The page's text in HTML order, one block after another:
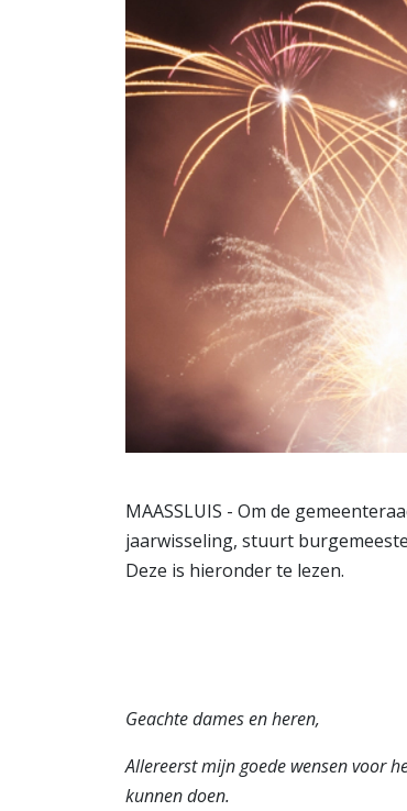
MAASSLUIS - Om de
jaarwisseling, stuurt
Deze is hieronder te lezen.
Geachte dames en heren,
Allereerst mijn goede wensen voor
kunnen doen.